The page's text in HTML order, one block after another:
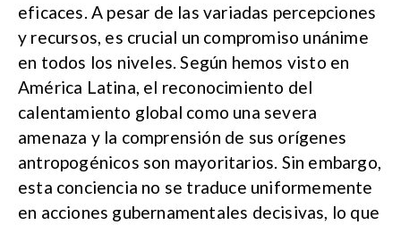
eficaces. A pesar de las variadas percepciones
y recursos, es crucial un compromiso unánime
en todos los niveles. Según hemos visto en
América Latina, el reconocimiento del
calentamiento global como una severa
amenaza y la comprensión de sus orígenes
antropogénicos son mayoritarios. Sin embargo,
esta conciencia no se traduce uniformemente
en acciones gubernamentales decisivas, lo que